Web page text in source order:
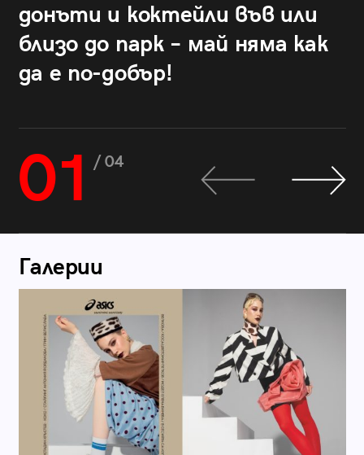
донъти и коктейли във или
близо до парк – май няма как
да е по-добър!
01 / 04
Галерии